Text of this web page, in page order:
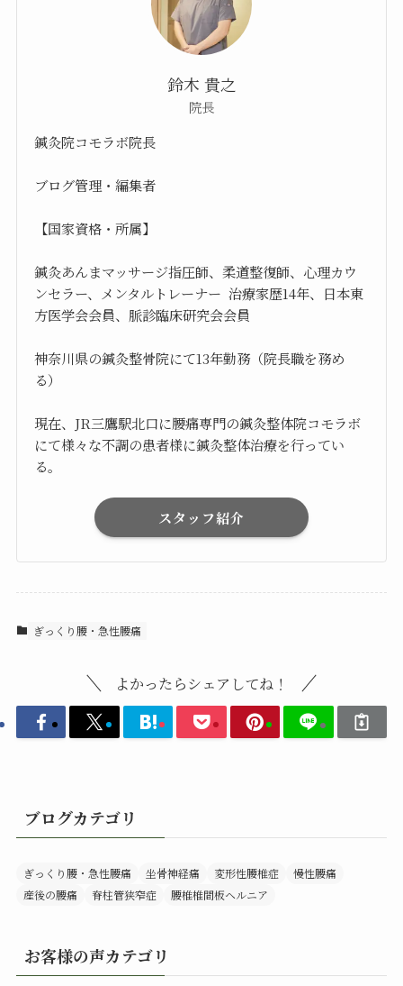
鈴木 貴之
院長
鍼灸院コモラボ院長
ブログ管理・編集者
【国家資格・所属】
鍼灸あんまマッサージ指圧師、柔道整復師、心理カウ
ンセラー、メンタルトレーナー 治療家歴14年、日本東
方医学会会員、脈診臨床研究会会員
神奈川県の鍼灸整骨院にて13年勤務（院長職を務め
る）
現在、JR三鷹駅北口に腰痛専門の鍼灸整体院コモラボ
にて様々な不調の患者様に鍼灸整体治療を行ってい
る。
スタッフ紹介
ぎっくり腰・急性腰痛
よかったらシェアしてね！
ブログカテゴリ
ぎっくり腰・急性腰痛 坐骨神経痛 変形性腰椎症
慢性腰痛
産後の腰痛
脊柱管狭窄症 腰椎椎間板ヘルニア
お客様の声カテゴリ